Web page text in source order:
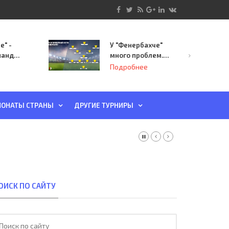
-
У "Фенербахче"
много проблем.
Но он опасен для
Подробнее
СТРАНЫ ДРУГИЕ ТУРНИРЫ
ПО САЙТУ